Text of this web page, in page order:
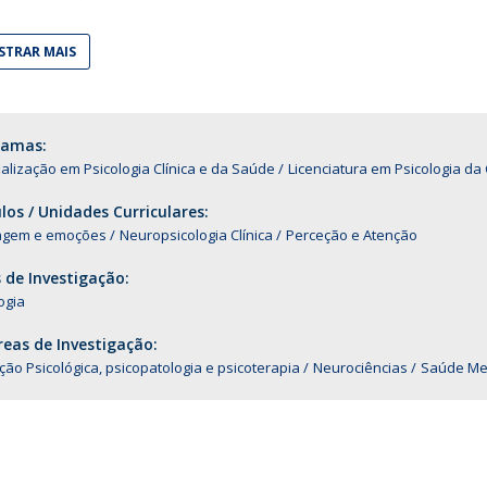
Associação de Antigos Alunos de Psicologia
MAIS
em Psicologia Clínica e da Saúde Licenciatura em Psicologia da
/ Unidades Curriculares:
e emoções Neuropsicologia Clínica Perceção e Atenção
de Investigação:
de Investigação:
Psicológica, psicopatologia e psicoterapia Neurociências Saúde